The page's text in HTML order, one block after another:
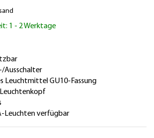
1 - 2 Werktage
Ausschalter
Leuchtmittel GU10-Fassung
Leuchten verfügbar